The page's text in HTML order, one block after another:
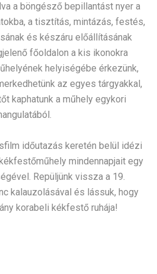
a böngésző bepillantást nyer a
a tisztítás, mintázás, festés,
és készáru előállításának
főoldalon a kis ikonokra
helyiségébe érkezünk,
az egyes tárgyakkal,
kaphatunk a műhely egykori
időutazás keretén belül idézi
mindennapjait egy
Repüljünk vissza a 19.
kalauzolásával és lássuk, hogy
korabeli kékfestő ruhája!